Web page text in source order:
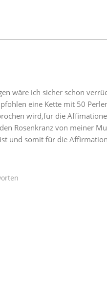
wäre ich sicher schon
eine Kette mit 50
wird,für die
Rosenkranz von meiner
und somit für die